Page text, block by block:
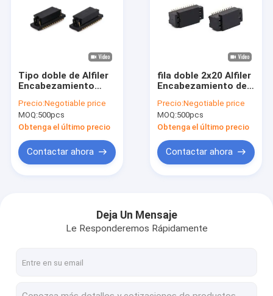
Tipo doble de Alfiler
Encabezamiento
espaciamiento 0.8m
m de la echada del
conector fino del
PWB BTB
Precio:Negotiable price
MOQ:500pcs
Obtenga el último precio
Contactar ahora
fila doble 2x20 Alfiler
Encabezamiento del
zócalo de 0.8m m
SMT
Precio:Negotiable price
MOQ:500pcs
Obtenga el último precio
Contactar ahora
Deja Un Mensaje
Le Responderemos Rápidamente